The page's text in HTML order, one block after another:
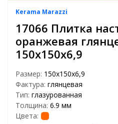
Kerama Marazzi
17066 Плитка
оранжевая
150х150х6,9
Размер: 150х150х6,9
Фактура: глянцевая
Тип: глазурованная
Толщина: 6.9 мм
Цвета: